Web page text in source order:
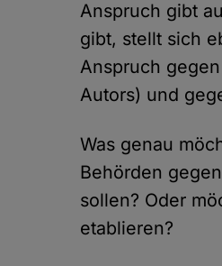
Anspruch gibt
gibt, stellt sich
Anspruch
Autors) und
Was genau
Behörden
sollen? Oder
etablieren?